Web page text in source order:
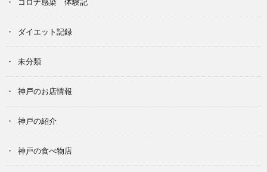
ダイエット記録
未分類
神戸のお店情報
神戸の紹介
神戸の食べ物店